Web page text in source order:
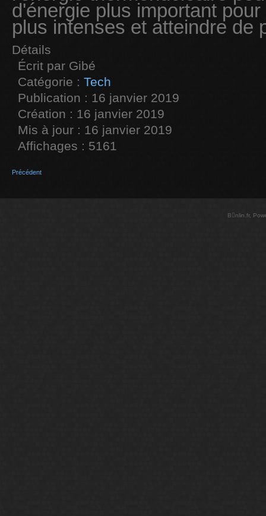
d'énergie plus important
plus intenses et atteindre de
Détails
Écrit par Gibé
Catégorie : Tech
Publication : 16 janvier 2019
Création : 16 janvier 2019
Mis à jour : 16 janvier 2019
Affichages : 5161
Précédent
Bnlin.fr,